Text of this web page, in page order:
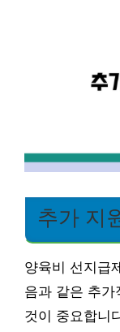
추가 지
양육비 선지급
음과 같은 추가
것이 중요합니